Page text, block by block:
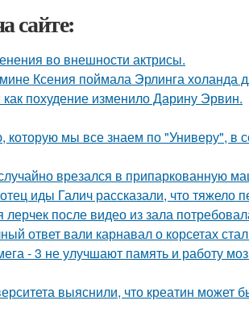
сайте:
во внешности актрисы.
Ксения поймала Эрлинга холанда
похудение изменило Дарину Эрвин.
мы все знаем по "Универу", в
врезался в припаркованную
иды Галич рассказали, что тяжело
после видео из зала
ответ вали карнавал о корсетах
- 3 не улучшают память и работу
выяснили, что креатин